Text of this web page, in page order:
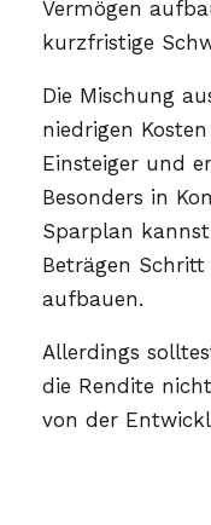
Vermögen
kurzfristige
Die Mischung
niedrigen
Einsteiger und
Besonders in
Sparplan
Beträgen
aufbauen.
Allerdings
die Rendite
von der